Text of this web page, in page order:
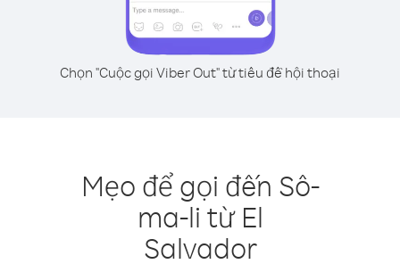
Chọn "Cuộc gọi Viber Out" từ tiêu đề hội thoại
Mẹo để gọi đến Sô-
ma-li từ El
Salvador